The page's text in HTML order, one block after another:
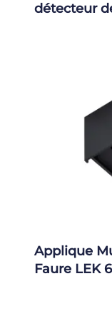
détecteur
Applique
Faure LEK